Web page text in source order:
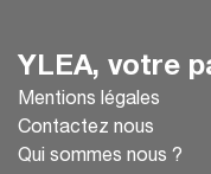
YLEA, votre
Mentions légales
Contactez nous
Qui sommes nous ?